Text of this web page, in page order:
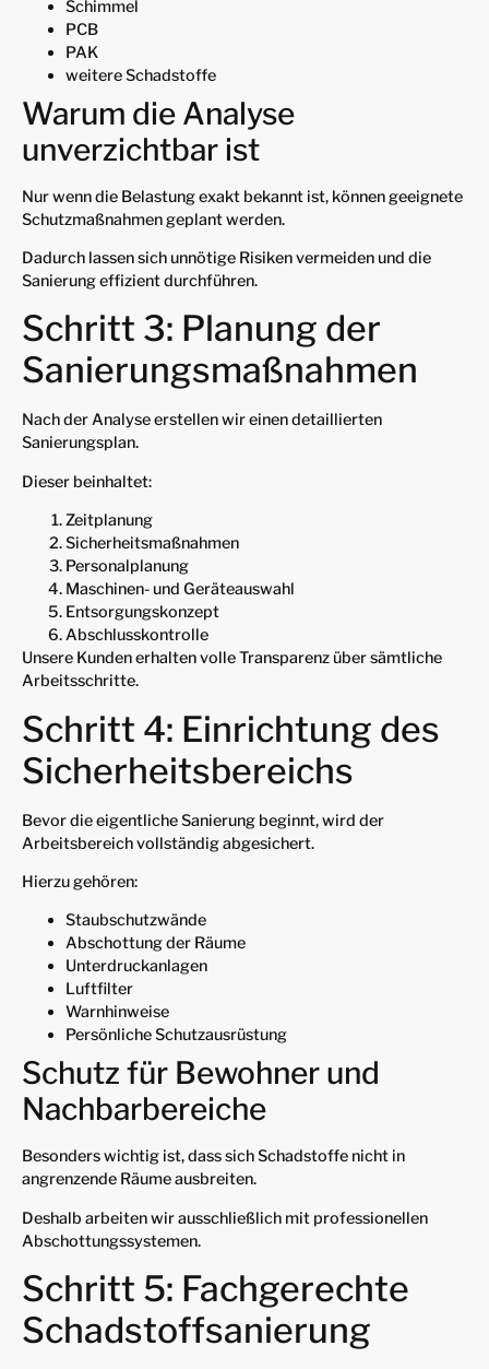
Schimmel
PCB
PAK
weitere Schadstoffe
Warum die Analyse
unverzichtbar ist
Nur wenn die Belastung exakt bekannt ist, können geeignete
Schutzmaßnahmen geplant werden.
Dadurch lassen sich unnötige Risiken vermeiden und die
Sanierung effizient durchführen.
Schritt 3: Planung der
Sanierungsmaßnahmen
Nach der Analyse erstellen wir einen detaillierten
Sanierungsplan.
Dieser beinhaltet:
Zeitplanung
Sicherheitsmaßnahmen
Personalplanung
Maschinen- und Geräteauswahl
Entsorgungskonzept
Abschlusskontrolle
Unsere Kunden erhalten volle Transparenz über sämtliche
Arbeitsschritte.
Schritt 4: Einrichtung des
Sicherheitsbereichs
Bevor die eigentliche Sanierung beginnt, wird der
Arbeitsbereich vollständig abgesichert.
Hierzu gehören:
Staubschutzwände
Abschottung der Räume
Unterdruckanlagen
Luftfilter
Warnhinweise
Persönliche Schutzausrüstung
Schutz für Bewohner und
Nachbarbereiche
Besonders wichtig ist, dass sich Schadstoffe nicht in
angrenzende Räume ausbreiten.
Deshalb arbeiten wir ausschließlich mit professionellen
Abschottungssystemen.
Schritt 5: Fachgerechte
Schadstoffsanierung